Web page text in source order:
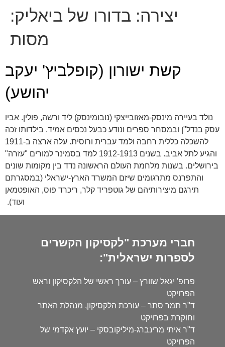
יצירה: בדורו של ביאליק:
מסות
קשת ישורון (קופלביץ' יעקב
יהושע)
נולד בעיירה מינסק-מאזובייצקי (נובומינסק) ליד ורשה, פולין. אביו
עסק בנדל"ן ובמסחר ספרים ונודע כבעל נכסים אמיד. בילדותו זכה
להשכלה כללית רחבה ולמד עברית ורוסית. עלה ארצה ב-1911
והגיע לתל אביב. בשנים 1912-1913 למד בסמינר למורים "עזרה"
בירושלים. בשנות מלחמת העולם הראשונה נדד בין מקומות שונים
והתפרנס מתרגומים שיזם המשרד הארץ-ישראלי (במסגרתם
תירגם מיצירותיהם של גוטפריד קלר, ריכרד פוס, האופטמאן
ועוד).
חברי מערכת "לקסיקון הקשרים
לספרות ישראלית":
פרופ' יגאל שוורץ – עורך ראשי של הלקסיקון וראש
הפרויקט
ד"ר תמר סתר – עורכת הלקסיקון, מנהלת האתר
וחוקרת בפרויקט
ד"ר איתי מרינברג-מיליקובסקי – יועץ אקדמי של
הפרויקט